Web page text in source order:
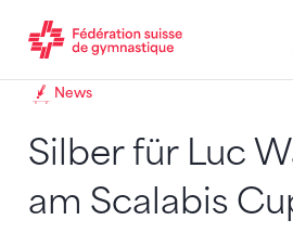
Passer au contenu
Naviguer vers le plan du siten
JavaScript est nécessaire pour
News
Silber für Luc
am Scalabis